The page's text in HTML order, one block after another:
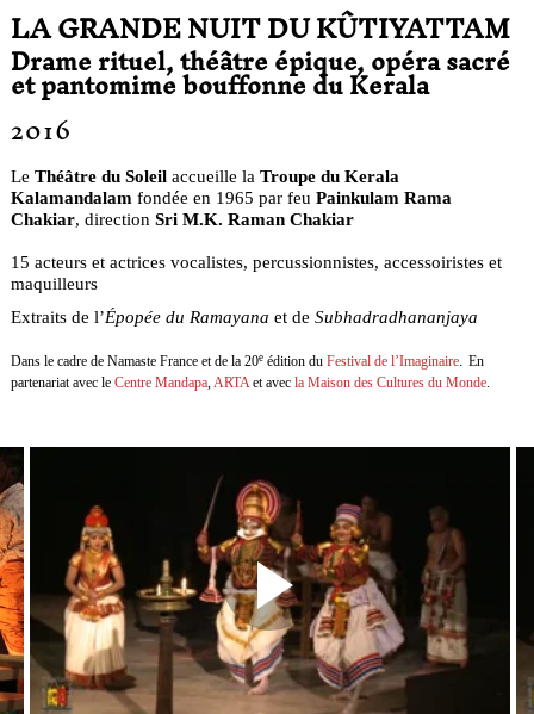
LA GRANDE NUIT DU KÛTIYATTAM
Drame rituel, théâtre épique, opéra sacré
et pantomime bouffonne du Kerala
2016
Le Théâtre du Soleil accueille la Troupe du Kerala
Kalamandalam fondée en 1965 par feu Painkulam Rama
Chakiar, direction Sri M.K. Raman Chakiar
15 acteurs et actrices vocalistes, percussionnistes, accessoiristes et
maquilleurs
Extraits de l’Épopée du Ramayana et de Subhadradhananjaya
Dans le cadre de Namaste France et de la 20eédition du Festival de l’Imaginaire. En
partenariat avec le Centre Mandapa,ARTAet avec la Maison des Cultures du Monde.